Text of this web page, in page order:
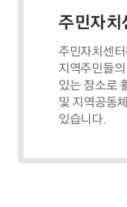
주민자치
주민자치센
지역주민들의
있는 장소로
및 지역공동
있습니다.